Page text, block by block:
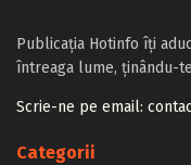
Publicația Hotinfo îți
întreaga lume, ținându-
Scrie-ne pe email:
Categorii